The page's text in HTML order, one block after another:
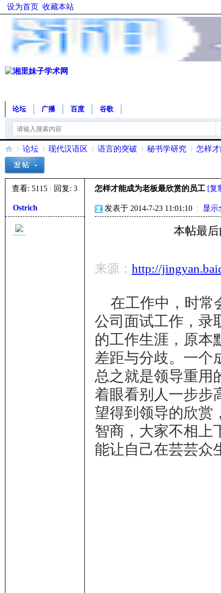
设为首页 收藏本站
论坛 广播 百度 谷歌
湘»
论坛
›
现代汉语区 语言的突破
›
秘书学研究
›
怎样
查看: 5115 | 回复: 3 怎样才能成为老板最欣赏的员工 [复
Ostrich 发表于 2014-7-23 11:01:10 | 显示
本帖最后
来源： http://
在工作中，时常
公司面试工作，录
的工作生涯，原本
差距与分歧。一个
总之就是领导重用
着眼看别人一步步
望得到领导的欣赏
智商，大家不相上
能让自己在芸芸众